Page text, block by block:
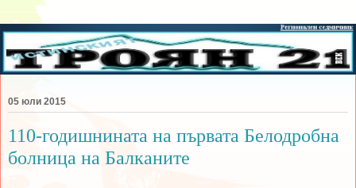
05 юли 2015
110-годишнината на първата Белодробна
болница на Балканите